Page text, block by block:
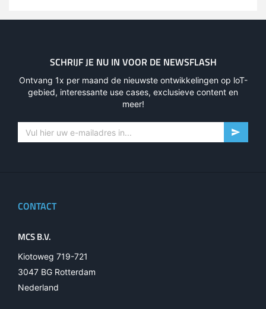
SCHRIJF JE NU IN VOOR DE NEWSFLASH
Ontvang 1x per maand de nieuwste ontwikkelingen op loT-
gebied, interessante use cases, exclusieve content en
meer!
CONTACT
MCS B.V.
Kiotoweg 719-721
3047 BG Rotterdam
Nederland